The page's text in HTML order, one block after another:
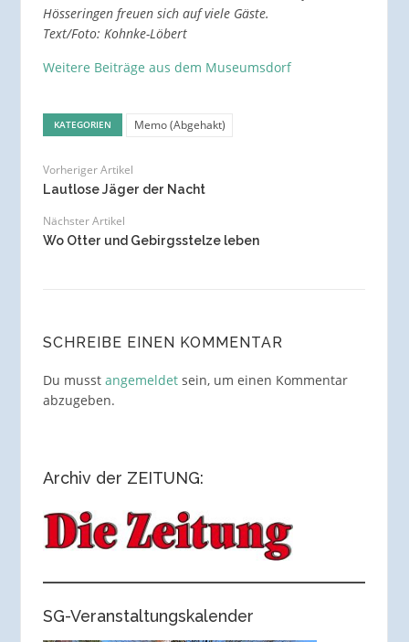
Hösseringen freuen sich auf viele Gäste.
Text/Foto: Kohnke-Löbert
Weitere Beiträge aus dem Museumsdorf
KATEGORIEN Memo (Abgehakt)
Vorheriger Artikel
Lautlose Jäger der Nacht
Nächster Artikel
Wo Otter und Gebirgsstelze leben
SCHREIBE EINEN KOMMENTAR
Du musst angemeldetsein, um einen Kommentar
abzugeben.
Archiv der ZEITUNG:
SG-Veranstaltungskalender